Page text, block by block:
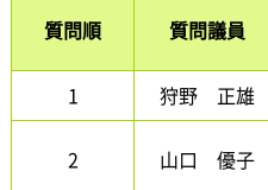
質問順 質問議員
1
狩野 正雄
2 山口 優子